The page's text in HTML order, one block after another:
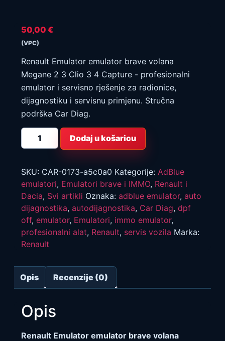
50,00 €
(VPC)
Renault Emulator emulator brave volana
Megane 2 3 Clio 3 4 Capture - profesionalni
emulator i servisno rješenje za radionice,
dijagnostiku i servisnu primjenu. Stručna
podrška Car Diag.
Renault
Emulator
emulator
Megane
3
Clio
3
4
Capture
količina
Dodaj u košaricu
SKU: CAR-0173-a5c0a0 Kategorije: AdBlue
emulatori, Emulatori brave i IMMO, Renault i
Dacia, Svi artikli Oznaka: adblue emulator, auto
dijagnostika, autodijagnostika, Car Diag, dpf
off, emulator, Emulatori, immo emulator,
profesionalni alat, Renault, servis vozila Marka:
Renault
Opis Recenzije (0)
Opis
Renault Emulator emulator brave volana